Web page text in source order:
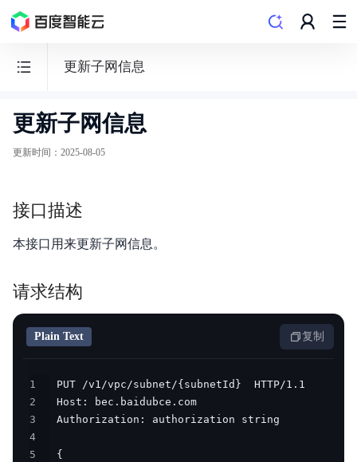
更新子网信息
边
缘
节
点
BEC
功能发布记录
产品描述
产品定价
快速入门
更新子网信息
更新时间 ： 2025-08-05
接口描述
本接口用来更新子网信息。
请求结构
Plain Text 复制
1
2
3
4
5